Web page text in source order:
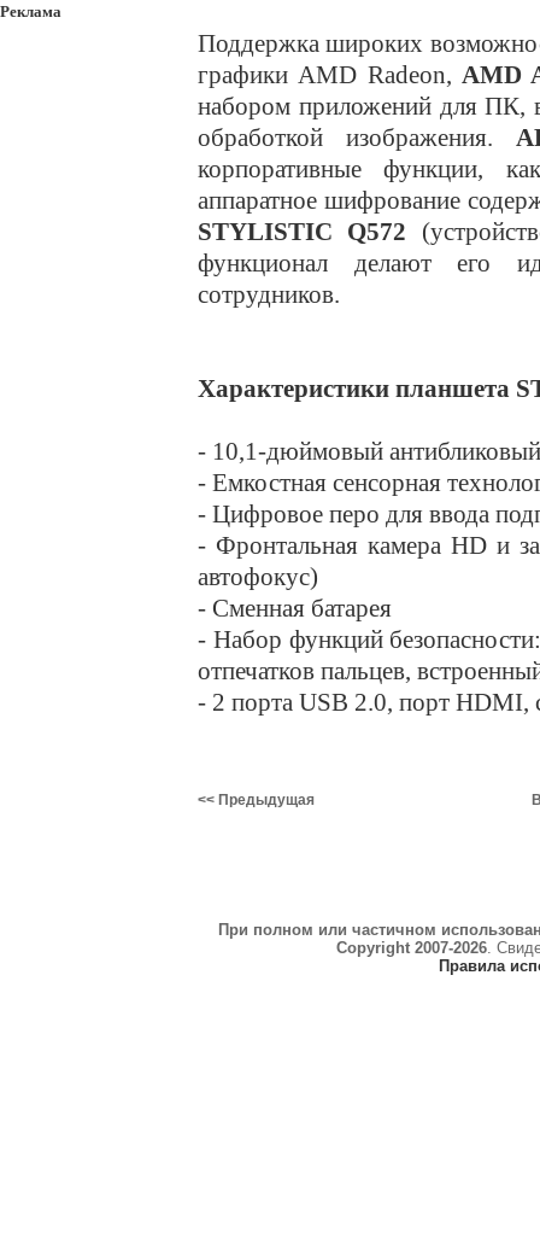
Реклама
Поддержка широких
графики AMD Radeon, AMD
набором приложений для ПК,
обработкой изображения.
корпоративные функции,
аппаратное шифрование
STYLISTIC Q572
функционал делают его
сотрудников.
Характеристики планшета
- 10,1-дюймовый
- Емкостная сенсорная
- Цифровое перо для ввода
- Фронтальная камера HD и
автофокус)
- Сменная батарея
- Набор функций
отпечатков пальцев,
- 2 порта USB 2.0, порт HDMI,
<< Предыдущая
При полном или частичном
Copyright 2007-2026.
Правила